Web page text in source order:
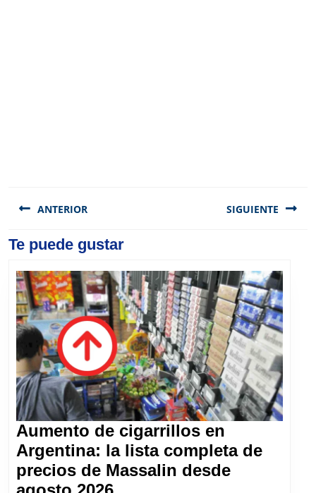
de
ANTERIOR
Previous
SIGUIENTE
Te puede gustar
Aumento de cigarrillos en
Argentina: la lista completa de
precios de Massalin desde
Aumento